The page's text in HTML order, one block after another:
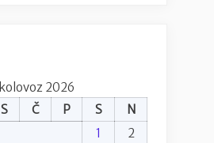
kolovoz 2026
S Č P S
N
1
2